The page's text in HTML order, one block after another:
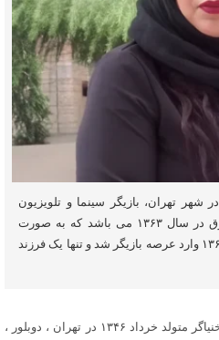
شیوا خنیاگر متولد ۷ خرداد ۱۳۴۶ در شهر تهران، بازیگر سینما و تلویزیون
است، فارغ التحصیل لیسانس حقوق در سال ۱۳۶۳ می باشد که به صورت
جدی از رادیو شروع کرد و از سال ۱۳۶۶ وارد عرصه بازیگر شد و تنها یک فرزند
به گزارش پایگاه خبری شباویز، شیوا خنیاگر متولد خرداد ۱۳۴۶ در تهران ، دوبلور ،